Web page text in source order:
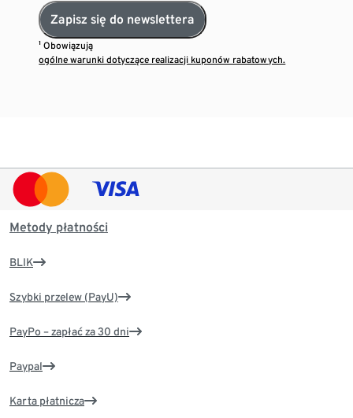
Zapisz się do newslettera
¹ Obowiązują
ogólne warunki dotyczące realizacji kuponów rabatowych.
Metody płatności
BLIK
Szybki przelew (PayU)
PayPo – zapłać za 30 dni
Paypal
Karta płatnicza